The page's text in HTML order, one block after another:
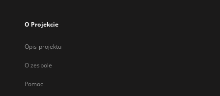
O Projekcie
Opis projektu
O zespole
Pomoc